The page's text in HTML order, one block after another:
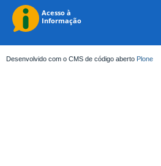
Desenvolvido com o CMS de código aberto Plone